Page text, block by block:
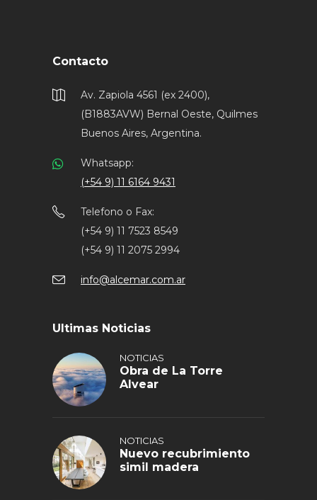
Contacto
Av. Zapiola 4561 (ex 2400),
(B1883AVW) Bernal Oeste, Quilmes
Buenos Aires, Argentina.
Whatsapp:
(+54 9) 11 6164 9431
Telefono o Fax:
(+54 9) 11 7523 8549
(+54 9) 11 2075 2994
info@alcemar.com.ar
Ultimas Noticias
NOTICIAS
Obra de La Torre
Alvear
NOTICIAS
Nuevo recubrimiento
simil madera